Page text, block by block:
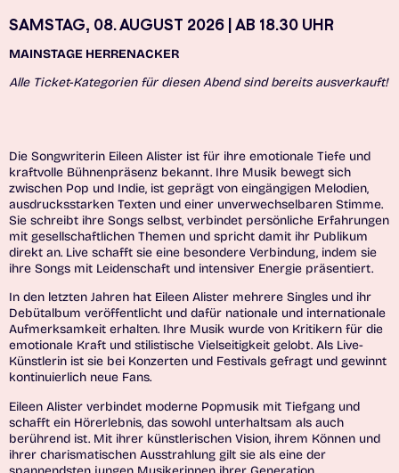
SAMSTAG, 08. AUGUST 2026 | AB 18.30 UHR
MAINSTAGE HERRENACKER
Alle Ticket-Kategorien für diesen Abend sind bereits ausverkauft!
Die Songwriterin Eileen Alister ist für ihre emotionale Tiefe und
kraftvolle Bühnenpräsenz bekannt. Ihre Musik bewegt sich
zwischen Pop und Indie, ist geprägt von eingängigen Melodien,
ausdrucksstarken Texten und einer unverwechselbaren Stimme.
Sie schreibt ihre Songs selbst, verbindet persönliche Erfahrungen
mit gesellschaftlichen Themen und spricht damit ihr Publikum
direkt an. Live schafft sie eine besondere Verbindung, indem sie
ihre Songs mit Leidenschaft und intensiver Energie präsentiert.
In den letzten Jahren hat Eileen Alister mehrere Singles und ihr
Debütalbum veröffentlicht und dafür nationale und internationale
Aufmerksamkeit erhalten. Ihre Musik wurde von Kritikern für die
emotionale Kraft und stilistische Vielseitigkeit gelobt. Als Live-
Künstlerin ist sie bei Konzerten und Festivals gefragt und gewinnt
kontinuierlich neue Fans.
Eileen Alister verbindet moderne Popmusik mit Tiefgang und
schafft ein Hörerlebnis, das sowohl unterhaltsam als auch
berührend ist. Mit ihrer künstlerischen Vision, ihrem Können und
ihrer charismatischen Ausstrahlung gilt sie als eine der